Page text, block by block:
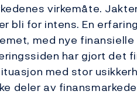
virkemåte.
bli for intens. En
med nye
har gjort det
med stor
deler av